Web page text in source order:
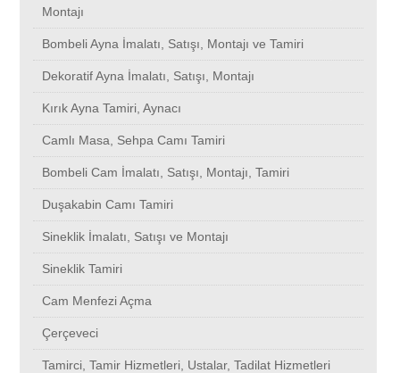
Duşakabin Camı Tamiri
Sineklik İmalatı, Satışı ve Montajı
Sineklik Tamiri
Cam Menfezi Açma
Çerçeveci
Tamirci, Tamir Hizmetleri, Ustalar, Tadilat Hizmetleri
Dış Cephe Camı Tamiri
Beyoğlu
Mimaroba
Selimpaşa
Güzelce
Gürpınar
Ortaköy
Büyükçekmece
Beylikdüzü
Beyoğlu
Mimaroba
Selimpaşa
Güzelce
Gürpınar
Ortaköy
Beşiktaş
Beylikdüzü
Beyoğlu
Mimaroba
Selimpaşa
Güzelce
Gürpınar
Beyazıt
Düğmeciler
Yasemin Konakları
Beykent
Eğitim
Toki Evleri
Ataköy
Bağcılar
Beykoz
Bahçelievler
Bahçeşehir
Bakırköy
Başakşehir
Kumkapı
Küçüksinekli
Kemankeş
Kuştepe
Kestanelik
Kuruçeşme
Avcılar
Ataköy
Bağcılar
Bahçelievler
Bahçeşehir
Bakırköy
Başakşehir
Ispartakule
Kestanelik
Kızılcaali
Kabataş
Karacaköy
Kalamış
İkitelli
Boğazköy
Dudullu
Eminönü
Erenköy
Esentepe
Bahçelievler
Bahçeşehir
Bakırköy
Başakşehir
Bayrampaşa
Ümraniye
Esenyurt
Topselvi
Esenyurt
Batıköy
Ulus
Beşiktaş
Battalgazi
Uğurmumcu
Pangaaltı
Samatya
Samandıra
Seyrantepe
Soğanlı
Sefaköy
Şahintepe
Montajı
Bombeli Ayna İmalatı, Satışı, Montajı ve Tamiri
Dekoratif Ayna İmalatı, Satışı, Montajı
Kırık Ayna Tamiri, Aynacı
Camlı Masa, Sehpa Camı Tamiri
Bombeli Cam İmalatı, Satışı, Montajı, Tamiri
Duşakabin Camı Tamiri
Sineklik İmalatı, Satışı ve Montajı
Sineklik Tamiri
Cam Menfezi Açma
Çerçeveci
Tamirci, Tamir Hizmetleri, Ustalar, Tadilat Hizmetleri